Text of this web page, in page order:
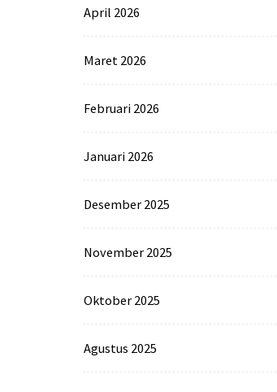
April 2026
Maret 2026
Februari 2026
Januari 2026
Desember 2025
November 2025
Oktober 2025
Agustus 2025